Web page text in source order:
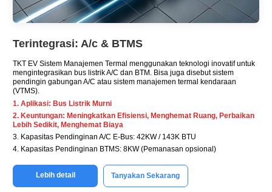
Terintegrasi: A/c & BTMS
TKT EV Sistem Manajemen Termal menggunakan teknologi inovatif untuk
mengintegrasikan bus listrik A/C dan BTM. Bisa juga disebut sistem
pendingin gabungan A/C atau sistem manajemen termal kendaraan
(VTMS).
1. Aplikasi: Bus Listrik Murni
2. Keuntungan: Meningkatkan Efisiensi, Menghemat Ruang, Perbaikan
Lebih Sedikit, Menghemat Biaya
3. Kapasitas Pendinginan A/C E-Bus: 42KW / 143K BTU
4. Kapasitas Pendinginan BTMS: 8KW (Pemanasan opsional)
Lebih detail Tanyakan Sekarang